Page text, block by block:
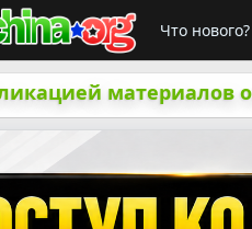
Что нового?
материалов